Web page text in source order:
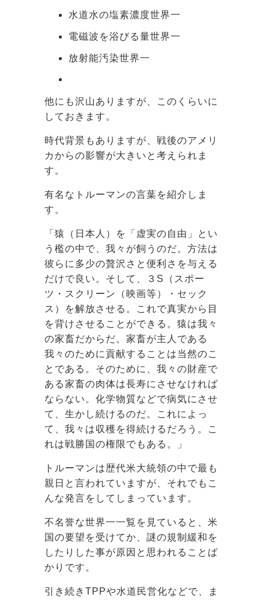
水道水の塩素濃度世界一
電磁波を浴びる量世界一
放射能汚染世界一
他にも沢山ありますが、このくらいに
しておきます。
時代背景もありますが、戦後のアメリ
カからの影響が大きいと考えられま
す。
有名なトルーマンの言葉を紹介しま
す。
「猿（日本人）を「虚実の自由」とい
う檻の中で、我々が飼うのだ。方法は
彼らに多少の贅沢さと便利さを与える
だけで良い。そして、３S（スポー
ツ・スクリーン（映画等）・セック
ス）を解放させる。これで真実から目
を背けさせることができる。猿は我々
の家畜だからだ。家畜が主人である
我々のために貢献することは当然のこ
とである。そのために、我々の財産で
ある家畜の肉体は長寿にさせなければ
ならない。化学物質などで病気にさせ
て、生かし続けるのだ。これによっ
て、我々は収穫を得続けるだろう。こ
れは戦勝国の権限でもある。」
トルーマンは歴代米大統領の中で最も
親日と言われていますが、それでもこ
んな発言をしてしまっています。
不名誉な世界一一覧を見ていると、米
国の要望を受けてか、謎の規制緩和を
したりした事が原因と思われることば
かりです。
引き続きTPPや水道民営化などで、ま